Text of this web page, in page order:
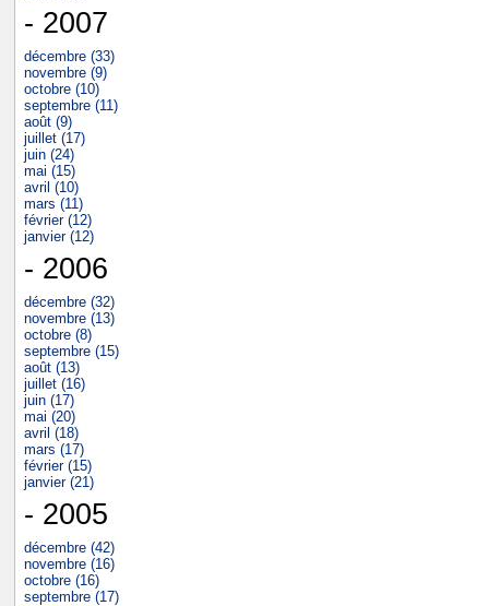
- 2007
décembre (33)
novembre (9)
octobre (10)
septembre (11)
août (9)
juillet (17)
juin (24)
mai (15)
avril (10)
mars (11)
février (12)
janvier (12)
- 2006
décembre (32)
novembre (13)
octobre (8)
septembre (15)
août (13)
juillet (16)
juin (17)
mai (20)
avril (18)
mars (17)
février (15)
janvier (21)
- 2005
décembre (42)
novembre (16)
octobre (16)
septembre (17)